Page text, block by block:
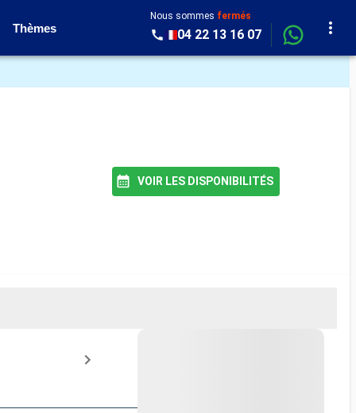
Thèmes
Nous sommes fermés
04 22 13 16 07
VOIR LES DISPONIBILITÉS